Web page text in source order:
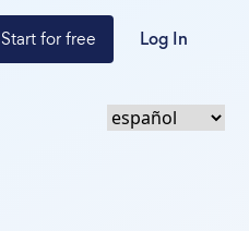
Start for free Log In